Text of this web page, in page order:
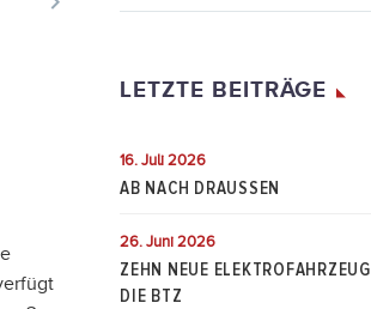
LETZTE BEITRÄGE
16. Juli 2026
AB NACH DRAUSSEN
26. Juni 2026
ZEHN NEUE
DIE BTZ